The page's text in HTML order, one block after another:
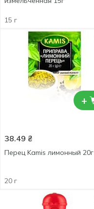
15 г
+
38.49 ₴
Перец Kamis лимонный 20г
20 г